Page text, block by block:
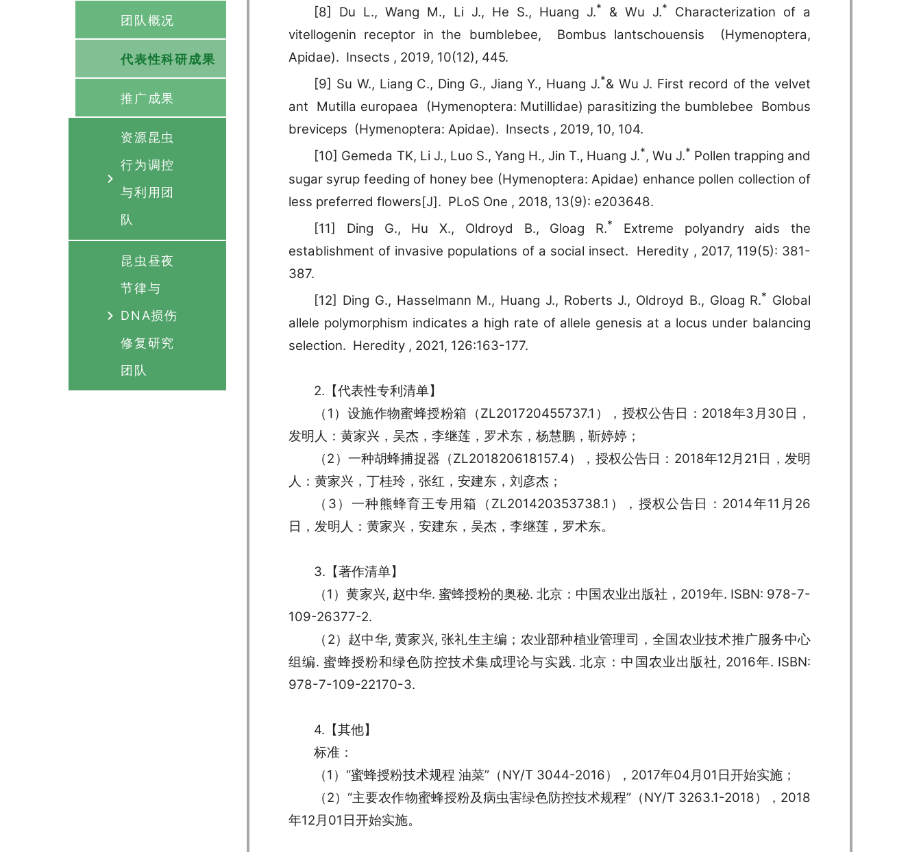
团队概况
代表性科研成果
推广成果
资源昆虫
行为调控
与利用团
队
昆虫昼夜
节律与
DNA损伤
修复研究
团队
[8] Du L., Wang M., Li J., He S., Huang J.* & Wu J.*
Characterization of a
vitellogenin receptor in the bumblebee, Bombus lantschouensis (Hymenoptera,
Apidae). Insects , 2019, 10(12), 445.
[9] Su W., Liang C., Ding G., Jiang Y., Huang J.*& Wu J. First record of the velvet
ant Mutilla europaea (Hymenoptera: Mutillidae) parasitizing the bumblebee Bombus
breviceps (Hymenoptera: Apidae). Insects , 2019, 10, 104.
[10] Gemeda TK, Li J., Luo S., Yang H., Jin T., Huang J.*, Wu J.* Pollen trapping and
sugar syrup feeding of honey bee (Hymenoptera: Apidae) enhance pollen collection of
less preferred flowers[J]. PLoS One , 2018, 13(9): e203648.
[11] Ding G., Hu X., Oldroyd B., Gloag R.*
Extreme polyandry aids the
establishment of invasive populations of a social insect. Heredity , 2017, 119(5): 381-
387.
[12] Ding G., Hasselmann M., Huang J., Roberts J., Oldroyd B., Gloag R.* Global
allele polymorphism indicates a high rate of allele genesis at a locus under balancing
selection. Heredity , 2021, 126:163-177.
2.【代表性专利清单】
（1）设施作物蜜蜂授粉箱（ZL201720455737.1），授权公告日：2018年3月30日，
发明人：黄家兴，吴杰，李继莲，罗术东，杨慧鹏，靳婷婷；
（2）一种胡蜂捕捉器（ZL201820618157.4），授权公告日：2018年12月21日，发明
人：黄家兴，丁桂玲，张红，安建东，刘彦杰；
（3）一种熊蜂育王专用箱（ZL201420353738.1），授权公告日：2014年11月26
日，发明人：黄家兴，安建东，吴杰，李继莲，罗术东。
3.【著作清单】
（1）黄家兴, 赵中华. 蜜蜂授粉的奥秘. 北京：中国农业出版社，2019年. ISBN: 978-7-
109-26377-2.
（2）赵中华, 黄家兴, 张礼生主编；农业部种植业管理司，全国农业技术推广服务中心
组编. 蜜蜂授粉和绿色防控技术集成理论与实践. 北京：中国农业出版社, 2016年. ISBN:
978-7-109-22170-3.
4.【其他】
标准：
（1）“蜜蜂授粉技术规程 油菜”（NY/T 3044-2016），2017年04月01日开始实施；
（2）“主要农作物蜜蜂授粉及病虫害绿色防控技术规程”（NY/T 3263.1-2018），2018
年12月01日开始实施。